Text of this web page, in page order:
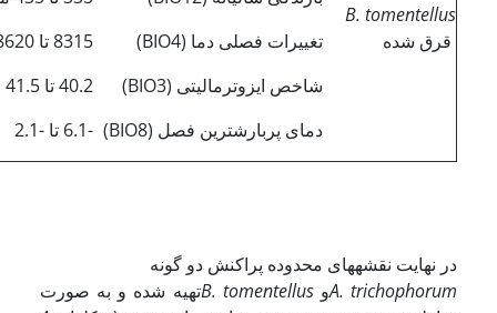
B. tomentellus
قرق شده
تغییرات فصلی دما (BIO4)
8315 تا 8620
شاخص ایزوترمالیتی (BIO3)
40.2 تا 41.5
دمای پربارش­ترین فصل (BIO8)
-6.1 تا -2.1
در نهایت نقشه­های محدوده پراکنش دو گونه
A. trichophorumوB. tomentellusتهیه شده و به صورت